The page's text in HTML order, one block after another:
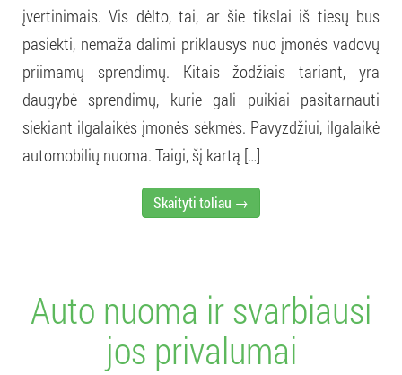
įvertinimais. Vis dėlto, tai, ar šie tikslai iš tiesų bus
pasiekti, nemaža dalimi priklausys nuo įmonės vadovų
priimamų sprendimų. Kitais žodžiais tariant, yra
daugybė sprendimų, kurie gali puikiai pasitarnauti
siekiant ilgalaikės įmonės sėkmės. Pavyzdžiui, ilgalaikė
automobilių nuoma. Taigi, šį kartą […]
Skaityti toliau →
Auto nuoma ir svarbiausi
jos privalumai